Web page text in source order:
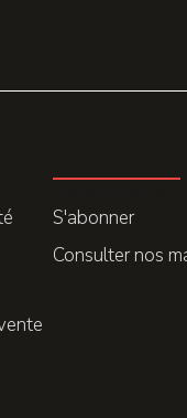
S'abonner
Consulter nos